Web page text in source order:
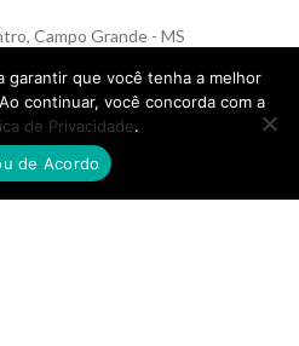
Campo Grande - MS
reservados.
garantir que você tenha a melhor
continuar, você concorda com a
de Privacidade.
de Acordo